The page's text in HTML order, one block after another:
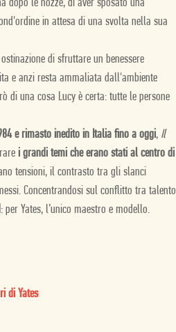
dopo le nozze, di aver sposato una
in attesa di una svolta nella sua
di sfruttare un benessere
e anzi resta ammaliata dall'ambiente
di una cosa Lucy è certa: tutte le persone
e rimasto inedito in Italia fino a oggi, Il
i grandi temi che erano stati al centro di
tensioni, il contrasto tra gli slanci
Concentrandosi sul conflitto tra talento
: per Yates, l’unico maestro e modello.
di Yates